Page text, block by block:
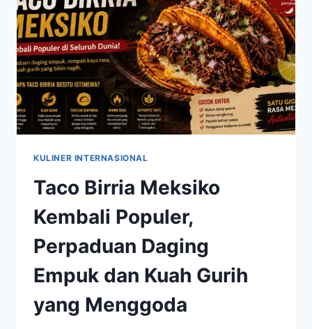
YANG
MENYEGARKAN
KULINER INTERNASIONAL
Taco Birria Meksiko
Kembali Populer,
Perpaduan Daging
Empuk dan Kuah Gurih
yang Menggoda